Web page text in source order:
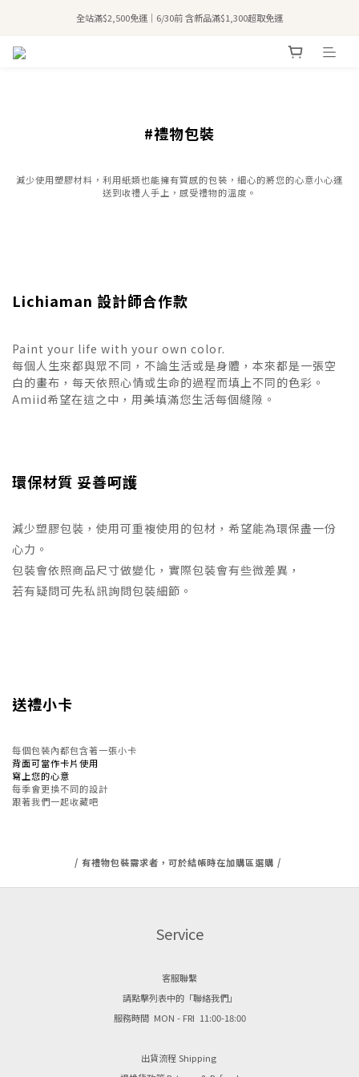
全站滿$2,500免運｜6/30前 含新品滿$1,300超取免運
全站滿$2,500免運｜6/30前 含新品滿$1,300超取免運
全站滿$2,500免運｜6/30前 含新品滿$1,300超取免運
#禮物包裝
減少使用塑膠材料，利用紙類也能擁有質感的包裝，細心的將您的心意小心運
送到收禮人手上，感受禮物的溫度。
Lichiaman 設計師合作款
Paint your life with your own color.
每個人生來都與眾不同，不論生活或是身體，本來都是一張空
白的畫布，每天依照心情或生命的過程而填上不同的色彩。
Amiid希望在這之中，用美填滿您生活每個縫隙。
環保材質 妥善呵護
減少塑膠包裝，使用可重複使用的包材，希望能為環保盡一份
心力。
包裝會依照商品尺寸做變化，實際包裝會有些微差異，
若有疑問可先私訊詢問包裝細節。
送禮小卡
每個包裝內都包含著一張小卡
背面可當作卡片使用
寫上您的心意
每季會更換不同的設計
跟著我們一起收藏吧
/ 有禮物包裝需求者，可於結帳時在加購區選購 /
Service
客服聯繫
請點擊列表中的「聯絡我們」
服務時間 MON - FRI 11:00-18:00
出貨流程 Shipping